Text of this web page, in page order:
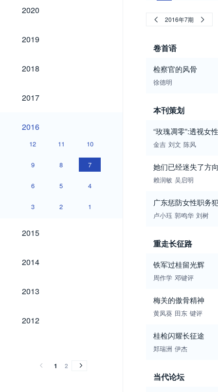
2020
2020
2019
2019
2018
2018
2017
2017
2016
2016
12 11 10
9 8 7
6 5 4
3 2 1
2015
2015
2014
2014
2013
2013
2012
2012
1 2
2016年7期
卷首语
检察官的风骨
徐德明
本刊策划
“玫瑰凋零”:透视女
金吉 刘文 陈风
她们已经迷失了方
赖润敏 吴启明
广东惩防女性职务
卢小珏 郭鸣华 刘树
重走长征路
铁军过桂留光辉
周作学 邓键评
梅关的傲骨精神
黄凤葵 田东 键评
桂检闪耀长征途
郑瑞洲 伊杰
当代论坛